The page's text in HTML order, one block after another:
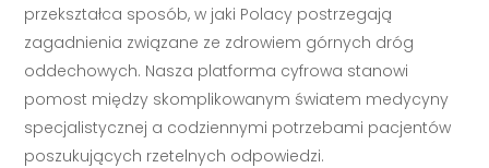
przekształca sposób, w jaki Polacy postrzegają
zagadnienia związane ze zdrowiem górnych dróg
oddechowych. Nasza platforma cyfrowa stanowi
pomost między skomplikowanym światem medycyny
specjalistycznej a codziennymi potrzebami pacjentów
poszukujących rzetelnych odpowiedzi.